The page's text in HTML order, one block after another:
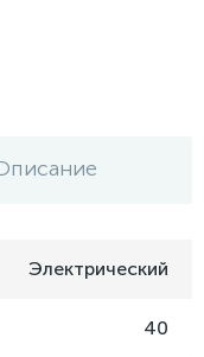
Электрический
40